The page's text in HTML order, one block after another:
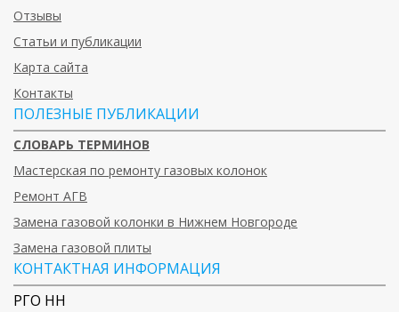
Отзывы
Статьи и публикации
Карта сайта
Контакты
ПОЛЕЗНЫЕ ПУБЛИКАЦИИ
СЛОВАРЬ ТЕРМИНОВ
Мастерская по ремонту газовых колонок
Ремонт АГВ
Замена газовой колонки в Нижнем Новгороде
Замена газовой плиты
КОНТАКТНАЯ ИНФОРМАЦИЯ
РГО НН